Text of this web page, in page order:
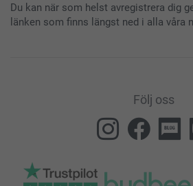
Du kan när som helst avregistrera dig
länken som finns längst ned i alla våra
Följ oss